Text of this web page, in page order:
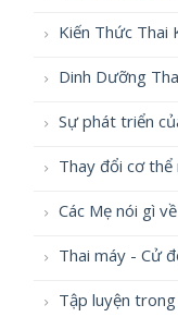
Kiến Thức Thai
Dinh Dưỡng
Sự phát triển
Thay đổi cơ thể
Các Mẹ nói gì
Thai máy - Cử
Tập luyện